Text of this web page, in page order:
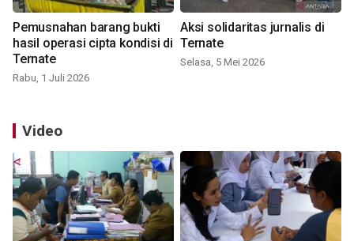
Pemusnahan barang bukti
hasil operasi cipta kondisi di
Ternate
Rabu, 1 Juli 2026
Aksi solidaritas jurnalis di
Ternate
Selasa, 5 Mei 2026
Video